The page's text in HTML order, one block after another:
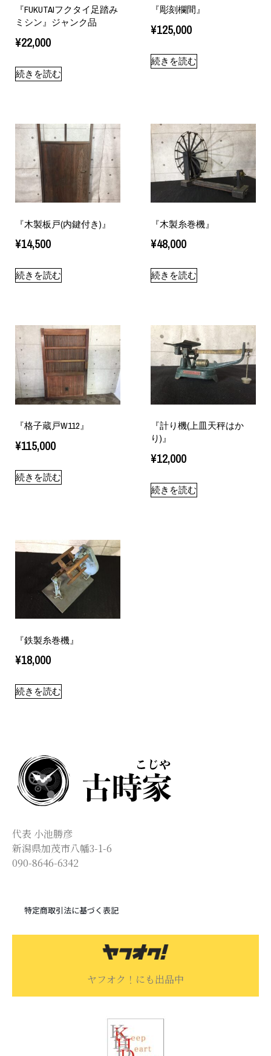
『FUKUTAIフクタイ足踏み
ミシン』ジャンク品
¥22,000
続きを読む
『彫刻欄間』
¥125,000
続きを読む
『木製板戸(内鍵付き)』
¥14,500
続きを読む
『木製糸巻機』
¥48,000
続きを読む
『格子蔵戸W112』
¥115,000
続きを読む
『計り機(上皿天秤はか
り)』
¥12,000
続きを読む
『鉄製糸巻機』
¥18,000
続きを読む
代表 小池勝彦
新潟県加茂市八幡3-1-6
090-8646-6342
特定商取引法に基づく表記
ヤフオク！にも出品中